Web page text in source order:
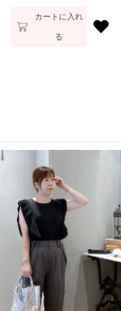
カートに入れ
る ♥